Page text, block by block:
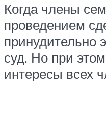
Когда члены
проведением
принудительно
суд. Но при
интересы всех